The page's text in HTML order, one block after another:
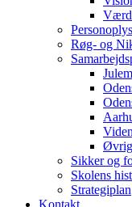
Røg- og
Sikker og
Skolens
Strategiplan
Kontakt